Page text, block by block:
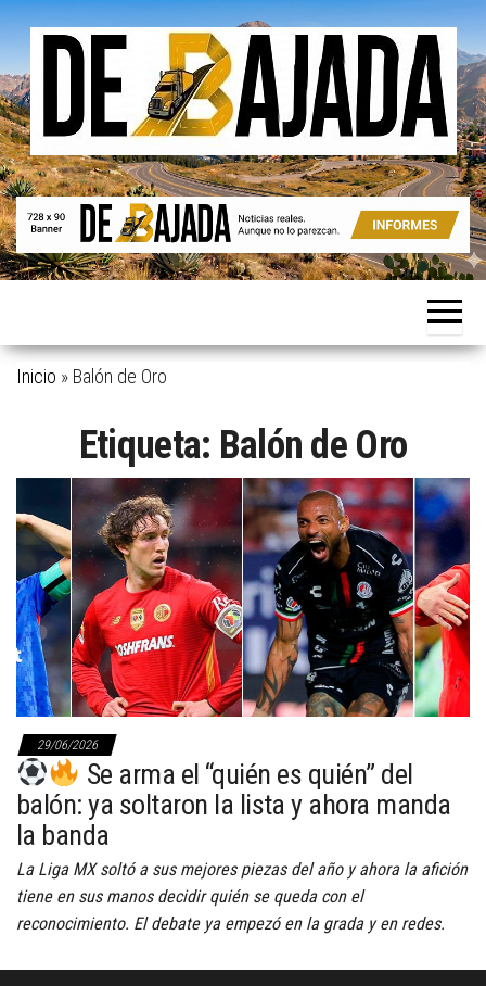
Saltar
contenido
De
Bajada
Noticias
Aunque
parezcan.
Inicio » Balón de Oro
Etiqueta: Balón de Oro
29/06/2026
Se arma el “quién es quién” del
balón: ya soltaron la lista y ahora manda
la banda
La Liga MX soltó a sus mejores piezas del año y ahora la afición
tiene en sus manos decidir quién se queda con el
reconocimiento. El debate ya empezó en la grada y en redes.